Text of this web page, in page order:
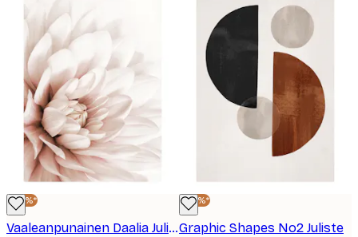
-40%*
Vaaleanpunainen Daalia Juliste
-40%*
Graphic Shapes No2 Juliste